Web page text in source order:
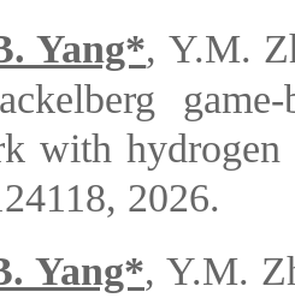
Yang*, Y.M.
with
2026.
Yang*, Y.M.